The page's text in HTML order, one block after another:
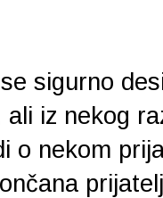
sigurno
iz nekog
o nekom